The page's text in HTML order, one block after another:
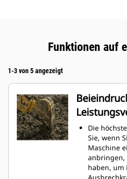
Funktionen auf
1-3 von 5 angezeigt
Die
Sie, wenn
Maschine
anbringen,
haben, um